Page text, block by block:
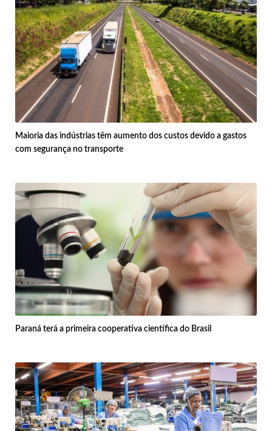
Maioria das indústrias têm aumento dos custos devido a gastos
com segurança no transporte
Paraná terá a primeira cooperativa científica do Brasil